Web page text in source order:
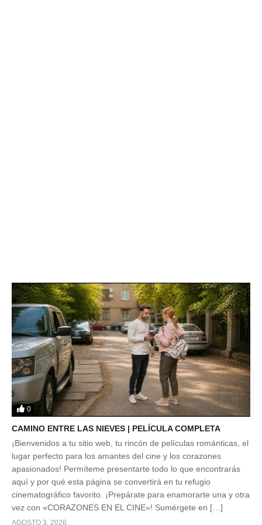
0
CAMINO ENTRE LAS NIEVES | PELÍCULA COMPLETA
¡Bienvenidos a tu sitio web, tu rincón de películas románticas, el
lugar perfecto para los amantes del cine y los corazones
apasionados! Permíteme presentarte todo lo que encontrarás
aquí y por qué esta página se convertirá en tu refugio
cinematográfico favorito. ¡Prepárate para enamorarte una y otra
vez con «CORAZONES EN EL CINE»! Sumérgete en […]
AGOSTO 3, 2026